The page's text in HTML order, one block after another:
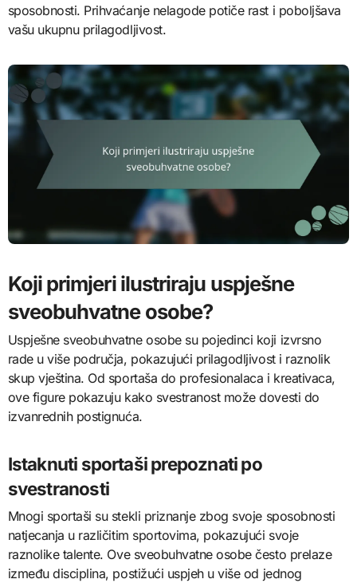
sposobnosti. Prihvaćanje nelagode potiče rast i poboljšava
vašu ukupnu prilagodljivost.
Koji primjeri ilustriraju uspješne
sveobuhvatne osobe?
Uspješne sveobuhvatne osobe su pojedinci koji izvrsno
rade u više područja, pokazujući prilagodljivost i raznolik
skup vještina. Od sportaša do profesionalaca i kreativaca,
ove figure pokazuju kako svestranost može dovesti do
izvanrednih postignuća.
Istaknuti sportaši prepoznati po
svestranosti
Mnogi sportaši su stekli priznanje zbog svoje sposobnosti
natjecanja u različitim sportovima, pokazujući svoje
raznolike talente. Ove sveobuhvatne osobe često prelaze
između disciplina, postižući uspjeh u više od jednog